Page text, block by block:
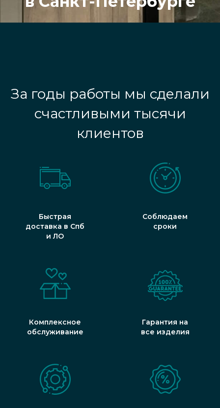
За годы работы мы сделали
счастливыми тысячи
клиентов
Быстрая
доставка в Спб
и ЛО
Соблюдаем
сроки
Комплексное
обслуживание
Гарантия на
все изделия